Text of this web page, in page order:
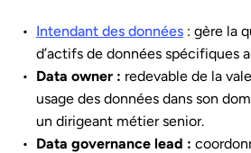
Intendant des données : gère la
d’actifs de données spécifiques
Data owner : redevable de la
usage des données dans son
un dirigeant métier senior.
Data governance lead :